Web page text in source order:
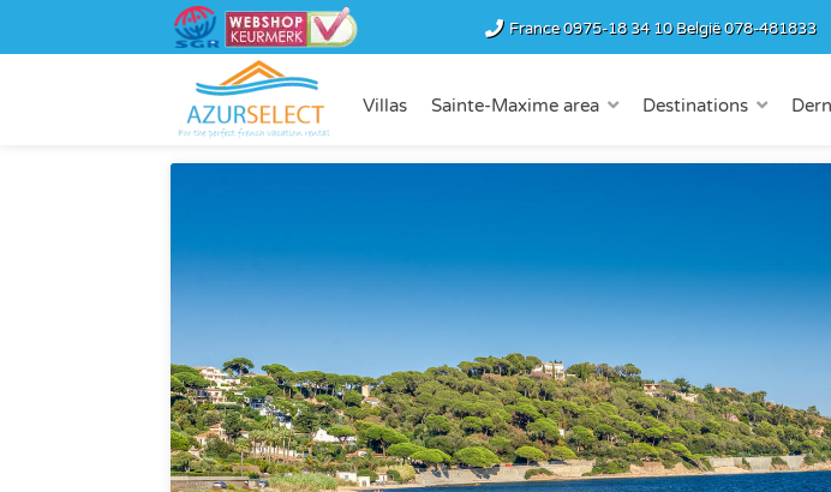
France0975-18 34 10België078-481833
Villas Sainte-Maxime area Destinations